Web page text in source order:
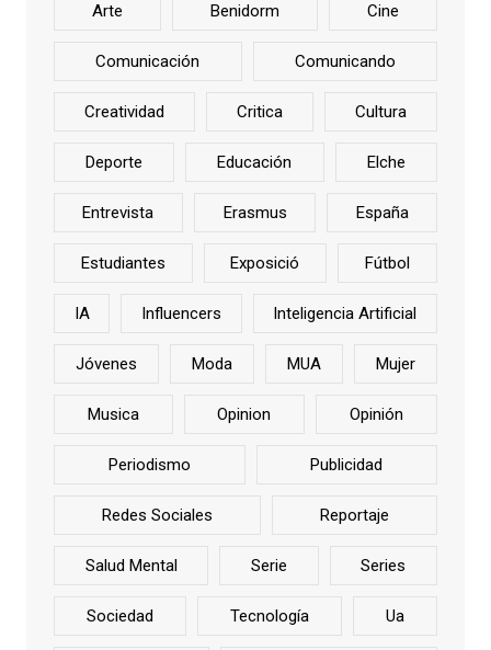
Arte Benidorm Cine
Comunicación Comunicando
Creatividad Critica Cultura
Deporte Educación Elche
Entrevista Erasmus España
Estudiantes Exposició Fútbol
IA Influencers Inteligencia Artificial
Jóvenes Moda MUA Mujer
Musica Opinion Opinión
Periodismo Publicidad
Redes Sociales Reportaje
Salud Mental Serie Series
Sociedad Tecnología Ua